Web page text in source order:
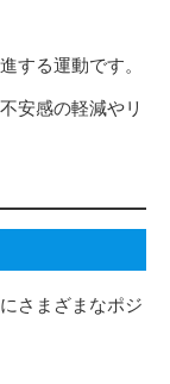
する運動です。
安感の軽減やリ
さまざまなポジ